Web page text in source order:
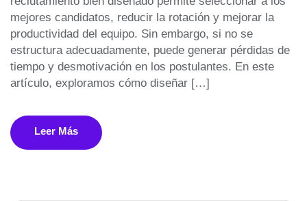
mejores candidatos, reducir la rotación y mejorar la
productividad del equipo. Sin embargo, si no se
estructura adecuadamente, puede generar pérdidas de
tiempo y desmotivación en los postulantes. En este
artículo, exploramos cómo diseñar […]
Leer Más